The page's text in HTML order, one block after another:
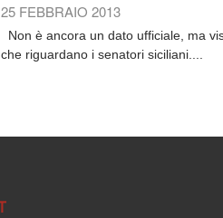
25 FEBBRAIO 2013
Non è ancora un dato ufficiale, ma
che riguardano i senatori siciliani....